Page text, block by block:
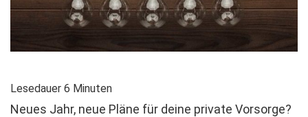
Lesedauer 6 Minuten
Neues Jahr, neue Pläne für deine private Vorsorge?